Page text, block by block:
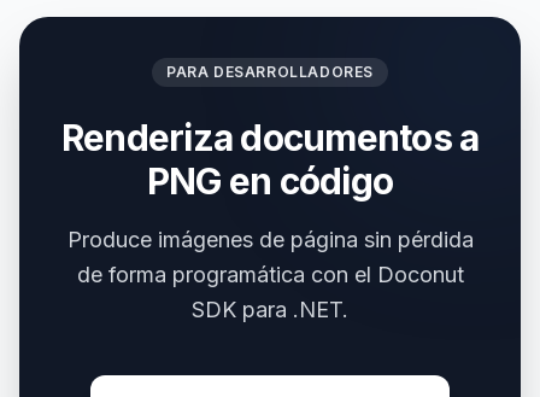
PARA DESARROLLADORES
Renderiza documentos a
PNG en código
Produce imágenes de página sin pérdida
de forma programática con el Doconut
SDK para .NET.